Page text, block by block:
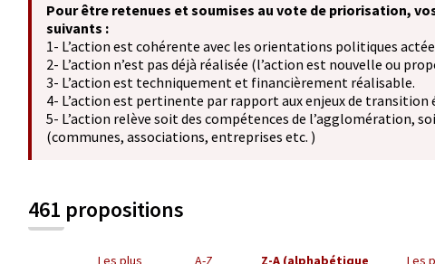
Pour être retenues et soumises au vote de priorisation,
suivants :
1- L’action est cohérente avec les orientations politiques
2- L’action n’est pas déjà réalisée (l’action est nouvelle ou
3- L’action est techniquement et financièrement réalisable.
4- L’action est pertinente par rapport aux enjeux de transition
5- L’action relève soit des compétences de l’agglomération,
(communes, associations, entreprises etc. )
461 propositions
Les plus
A-Z
Z-A (alphabétique
Les